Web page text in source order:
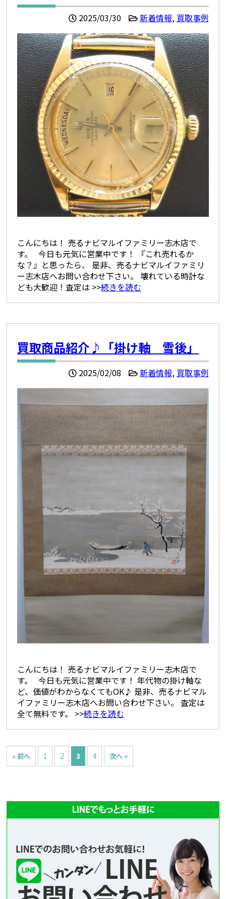
2025/03/30 新着情報, 買取事例
こんにちは！ 売るナビマルイファミリー志木店で
す。 今日も元気に営業中です！ 『これ売れるか
な？』と思ったら、 是非、売るナビマルイファミリ
ー志木店へお問い合わせ下さい。 壊れている時計な
ども大歓迎！査定は >>続きを読む
買取商品紹介♪「掛け軸 雪後」
2025/02/08 新着情報, 買取事例
こんにちは！ 売るナビマルイファミリー志木店で
す。 今日も元気に営業中です！ 年代物の掛け軸な
ど、価値がわからなくてもOK♪ 是非、売るナビマル
イファミリー志木店へお問い合わせ下さい。 査定は
全て無料です。 >>続きを読む
« 前へ 1 2 3 4 次へ »